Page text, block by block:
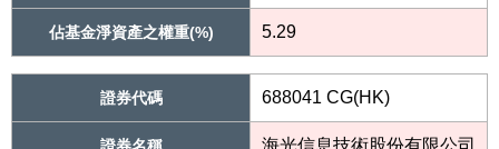
佔基金淨資產之權重(%) 5.29
證券代碼 688041 CG(HK)
海光信息技術股份有限公司